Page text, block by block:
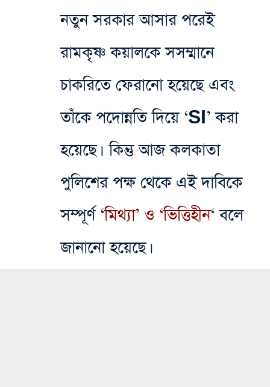
নতুন সরকার আসার পরেই
রামকৃষ্ণ কয়ালকে সসম্মানে
চাকরিতে ফেরানো হয়েছে এবং
তাঁকে পদোন্নতি দিয়ে ‘SI’ করা
হয়েছে। কিন্তু আজ কলকাতা
পুলিশের পক্ষ থেকে এই দাবিকে
সম্পূর্ণ ‘মিথ্যা’ ও ‘ভিত্তিহীন‘ বলে
জানানো হয়েছে।